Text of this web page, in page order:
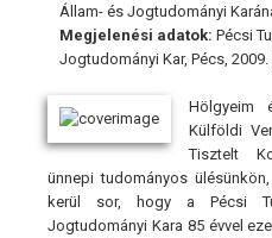
Állam- és Jogtudományi
Megjelenési adatok: Pécsi
Jogtudományi Kar, Pécs, 2009.
Hölgyeim
Külföldi
Tisztelt
ünnepi tudományos
kerül sor, hogy a Pécsi
Jogtudományi Kara 85 évvel